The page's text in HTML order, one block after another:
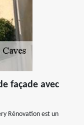
façade avec
Rénovation est un